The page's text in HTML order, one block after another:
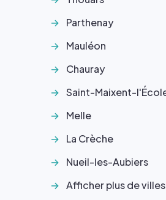
Parthenay
Mauléon
Chauray
Saint-Maixent-
Melle
La Crèche
Nueil-les-Aubiers
Afficher plus de